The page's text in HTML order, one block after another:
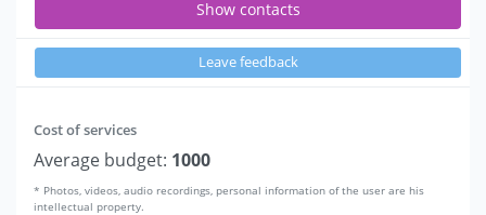
Show contacts
Leave feedback
Cost of services
Average budget: 1000
* Photos, videos, audio recordings, personal information of the user are his
intellectual property.